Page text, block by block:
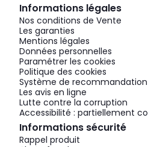
Informations légales
Nos conditions de Vente
Les garanties
Mentions légales
Données personnelles
Paramétrer les cookies
Politique des cookies
Système de recommandation
Les avis en ligne
Lutte contre la corruption
Accessibilité : partiellement
Informations sécurité
Rappel produit